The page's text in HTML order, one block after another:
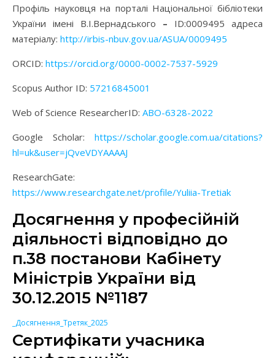
Профіль науковця на порталі Національної бібліотеки
України імені В.І.Вернадського – ID:0009495 адреса
матеріалу: http://irbis-nbuv.gov.ua/ASUA/0009495
ORCID: https://orcid.org/0000-0002-7537-5929
Scopus Author ID: 57216845001
Web of Science ResearcherID: ABO-6328-2022
Google Scholar: https://scholar.google.com.ua/citations?
hl=uk&user=jQveVDYAAAAJ
ResearchGate:
https://www.researchgate.net/profile/Yuliia-Tretiak
Досягнення у професійній
діяльності відповідно до
п.38 постанови Кабінету
Міністрів України від
30.12.2015 №1187
_Досягнення_Третяк_2025
Сертифікати учасника